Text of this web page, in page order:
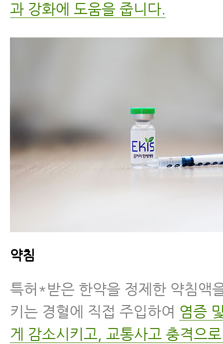
과 강화에 도움을 줍니다.
약침
특허*받은 한약을 정제한 약침액
키는 경혈에 직접 주입하여 염증
게 감소시키고, 교통사고 충격으